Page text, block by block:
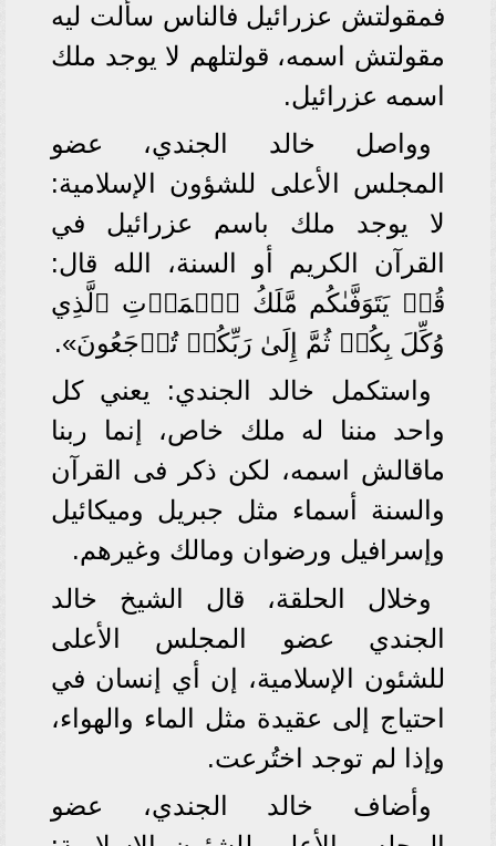
فمقولتش عزرائيل فالناس سألت ليه
مقولتش اسمه، قولتلهم لا يوجد ملك
اسمه عزرائيل.
وواصل خالد الجندي، عضو
المجلس الأعلى للشؤون الإسلامية:
لا يوجد ملك باسم عزرائيل في
القرآن الكريم أو السنة، الله قال:
قُلۡ يَتَوَفَّىٰكُم مَّلَكُ ٱلۡمَوۡتِ ٱلَّذِي
وُكِّلَ بِكُمۡ ثُمَّ إِلَىٰ رَبِّكُمۡ تُرۡجَعُونَ».
واستكمل خالد الجندي: يعني كل
واحد مننا له ملك خاص، إنما ربنا
ماقالش اسمه، لكن ذكر فى القرآن
والسنة أسماء مثل جبريل وميكائيل
وإسرافيل ورضوان ومالك وغيرهم.
وخلال الحلقة، قال الشيخ خالد
الجندي عضو المجلس الأعلى
للشئون الإسلامية، إن أي إنسان في
احتياج إلى عقيدة مثل الماء والهواء،
وإذا لم توجد اختُرعت.
وأضاف خالد الجندي، عضو